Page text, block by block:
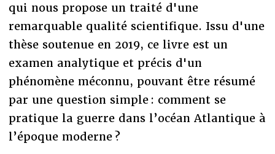
qui nous propose un traité d'une
remarquable qualité scientifique. Issu d'une
thèse soutenue en 2019, ce livre est un
examen analytique et précis d'un
phénomène méconnu, pouvant être résumé
par une question simple : comment se
pratique la guerre dans l’océan Atlantique à
l’époque moderne ?